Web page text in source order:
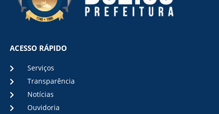
ACESSO RÁPIDO
Serviços
Transparência
Notícias
Ouvidoria